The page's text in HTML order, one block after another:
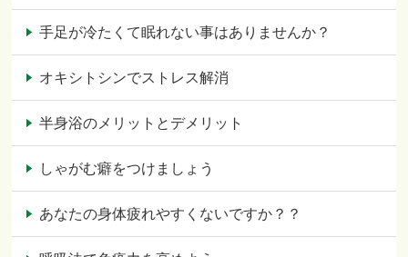
手足が冷たくて眠れない事はありませんか？
オキシトシンでストレス解消
半身浴のメリットとデメリット
しゃがむ癖をつけましょう
あなたの身体疲れやすくないですか？？